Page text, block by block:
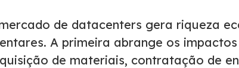
de datacenters gera riqueza
A primeira abrange os
de materiais, contratação de